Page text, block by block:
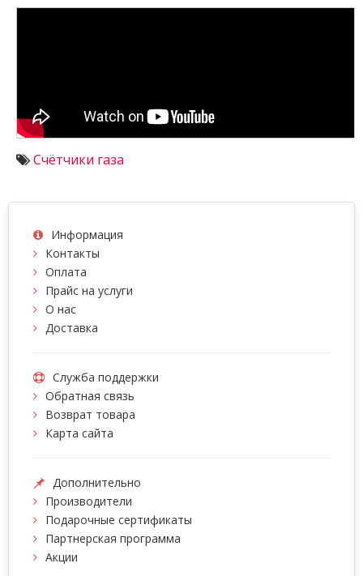
Счётчики газа
Информация
Контакты
Оплата
Прайс на услуги
О нас
Доставка
Служба поддержки
Обратная связь
Возврат товара
Карта сайта
Дополнительно
Производители
Подарочные сертификаты
Партнерская программа
Акции